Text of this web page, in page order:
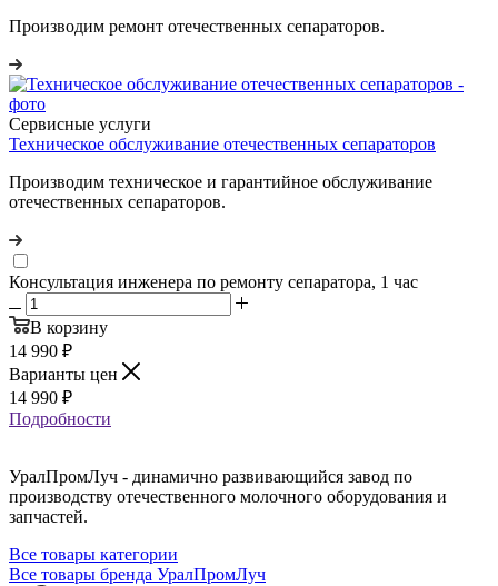
Производим ремонт отечественных сепараторов.
Сервисные услуги
Техническое обслуживание отечественных сепараторов
Производим техническое и гарантийное обслуживание
отечественных сепараторов.
Консультация инженера по ремонту сепаратора, 1 час
В корзину
14 990 ₽
Варианты цен
14 990 ₽
Подробности
УралПромЛуч - динамично развивающийся завод по
производству отечественного молочного оборудования и
запчастей.
Все товары категории
Все товары бренда УралПромЛуч